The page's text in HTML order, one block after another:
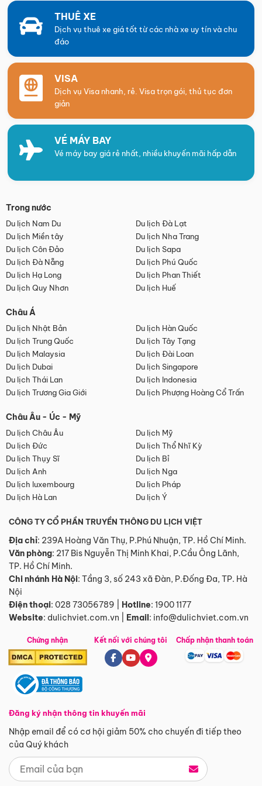
THUÊ XE
Dịch vụ thuê xe giá tốt từ các nhà xe uy tín và chu
đáo
VISA
Dịch vụ Visa nhanh, rẻ. Visa trọn gói, thủ tục đơn
giản
VÉ MÁY BAY
Vé máy bay giá rẻ nhất, nhiều khuyến mãi hấp dẫn
Trong nước
Du lịch Nam Du
Du lịch Đà Lạt
Du lịch Miền tây
Du lịch Nha Trang
Du lịch Côn Đảo
Du lịch Sapa
Du lịch Đà Nẵng
Du lịch Phú Quốc
Du lịch Hạ Long
Du lịch Phan Thiết
Du lịch Quy Nhơn
Du lịch Huế
Châu Á
Du lịch Nhật Bản
Du lịch Hàn Quốc
Du lịch Trung Quốc
Du lịch Tây Tạng
Du lịch Malaysia
Du lịch Đài Loan
Du lịch Dubai
Du lịch Singapore
Du lịch Thái Lan
Du lịch Indonesia
Du lịch Trương Gia Giới
Du lịch Phượng Hoàng Cổ Trấn
Châu Âu - Úc - Mỹ
Du lịch Châu Âu
Du lịch Mỹ
Du lịch Đức
Du lịch Thổ Nhĩ Kỳ
Du lịch Thụy Sĩ
Du lịch Bỉ
Du lịch Anh
Du lịch Nga
Du lịch luxembourg
Du lịch Pháp
Du lịch Hà Lan
Du lịch Ý
CÔNG TY CỔ PHẦN TRUYỀN THÔNG DU LỊCH VIỆT
Địa chỉ: 239A Hoàng Văn Thụ, P.Phú Nhuận, TP. Hồ Chí Minh.
Văn phòng: 217 Bis Nguyễn Thị Minh Khai, P.Cầu Ông Lãnh,
TP. Hồ Chí Minh.
Chi nhánh Hà Nội: Tầng 3, số 243 xã Đàn, P.Đống Đa, TP. Hà
Nội
Điện thoại: 028 73056789 Hotline: 1900 1177
Website: dulichviet.com.vn Email: info@dulichviet.com.vn
Chứng nhận
Đăng ký nhận thông tin khuyến mãi
Nhập email để có cơ hội giảm 50% cho chuyến đi tiếp theo
của Quý khách
Kết nối với chúng tôi Chấp nhận thanh toán